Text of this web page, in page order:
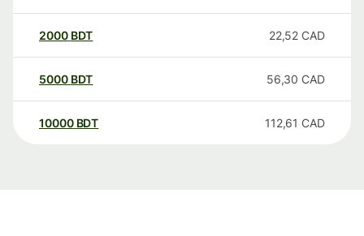
2000 BDT 22,52 CAD
5000 BDT 56,30 CAD
10000 BDT 112,61 CAD